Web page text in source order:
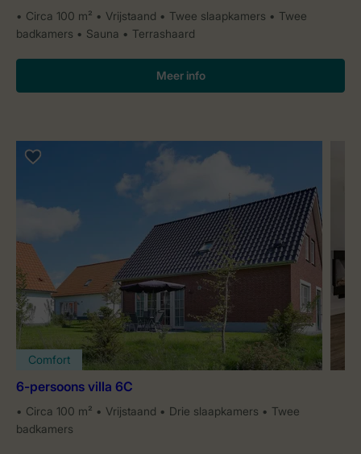
Circa 100 m² Vrijstaand Twee slaapkamers
Twee
badkamers
Sauna Terrashaard
Meer info
Comfort
6-persoons villa 6C
Circa 100 m² Vrijstaand Drie slaapkamers
Twee
badkamers